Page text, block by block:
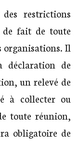
restrictions
fait de toute
Il
déclaration de
un relevé de
à collecter ou
toute réunion,
obligatoire de